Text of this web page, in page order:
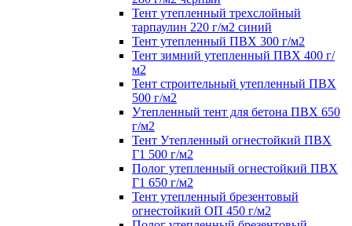
Тент утепленный трехслойный
тарпаулин 220 г/м2 синий
Тент утепленный ПВХ 300 г/м2
Тент зимний утепленный ПВХ 400 г/
м2
Тент строительный утепленный ПВХ
500 г/м2
Утепленный тент для бетона ПВХ 650
г/м2
Тент Утепленный огнестойкий ПВХ
Г1 500 г/м2
Полог утепленный огнестойкий ПВХ
Г1 650 г/м2
Тент утепленный брезентовый
огнестойкий ОП 450 г/м2